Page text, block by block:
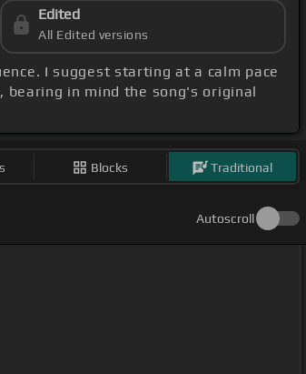
Edited
All Edited versions
I suggest starting at a calm pace
bearing in mind the song's original
Blocks Traditional
Autoscroll